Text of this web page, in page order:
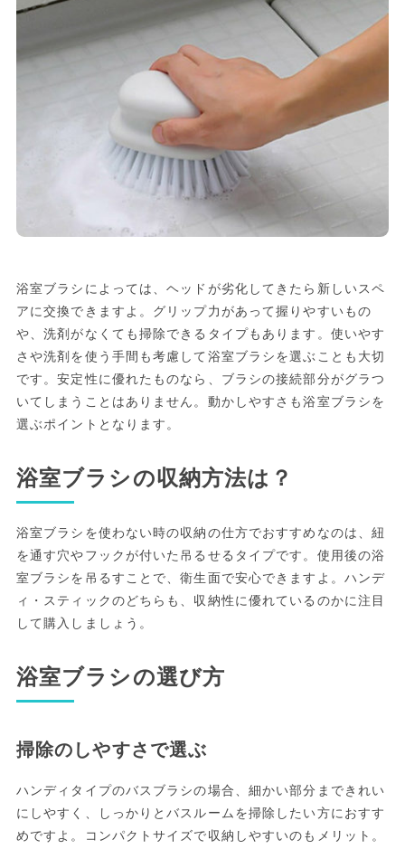
浴室ブラシによっては、ヘッドが劣化してきたら新しいスペ
アに交換できますよ。グリップ力があって握りやすいもの
や、洗剤がなくても掃除できるタイプもあります。使いやす
さや洗剤を使う手間も考慮して浴室ブラシを選ぶことも大切
です。安定性に優れたものなら、ブラシの接続部分がグラつ
いてしまうことはありません。動かしやすさも浴室ブラシを
選ぶポイントとなります。
浴室ブラシの収納方法は？
浴室ブラシを使わない時の収納の仕方でおすすめなのは、紐
を通す穴やフックが付いた吊るせるタイプです。使用後の浴
室ブラシを吊るすことで、衛生面で安心できますよ。ハンデ
ィ・スティックのどちらも、収納性に優れているのかに注目
して購入しましょう。
浴室ブラシの選び方
掃除のしやすさで選ぶ
ハンディタイプのバスブラシの場合、細かい部分まできれい
にしやすく、しっかりとバスルームを掃除したい方におすす
めですよ。コンパクトサイズで収納しやすいのもメリット。